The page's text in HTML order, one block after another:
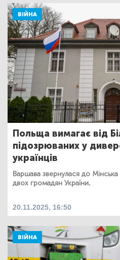
ВІЙНА
Польща вимагає від
підозрюваних у
українців
Варшава звернулася до
двох громадян України.
20.11.2025, 16:50
ВІЙНА